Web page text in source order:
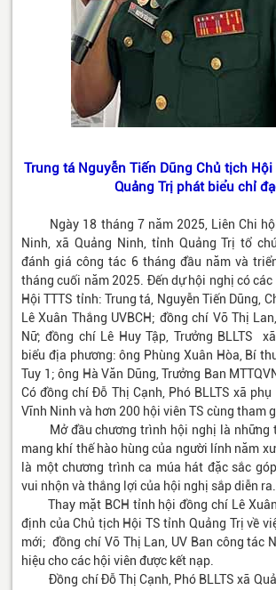
Trung tá Nguyễn Tiến Dũng Chủ tịch
Quảng Trị phát biểu chỉ
Ngày 18 tháng 7 năm 2025, Liên Chi hội
Ninh, xã Quảng Ninh, tỉnh Quảng Trị tổ
đánh giá công tác 6 tháng đầu năm và
tháng cuối năm 2025. Đến dự hội nghị có
Hội TTTS tỉnh: Trung tá, Nguyễn Tiến Dũng,
Lê Xuân Thắng UVBCH; đồng chí Võ Thị
Nữ; đồng chí Lê Huy Tập, Trưởng BLLTS
biểu địa phương: ông Phùng Xuân Hòa, Bí
Tuy 1; ông Hà Văn Dũng, Trưởng Ban
Có đồng chí Đỗ Thị Cạnh, Phó BLLTS xã
Vĩnh Ninh và hơn 200 hội viên TS cùng tham
Mở đầu chương trình hội nghị là những
mang khí thế hào hùng của người lính năm
là một chương trình ca múa hát đặc sắc
vui nhộn và thắng lợi của hội nghị sắp diễn ra.
Thay mặt BCH tỉnh hội đồng chí Lê Xuân
định của Chủ tịch Hội TS tỉnh Quảng Trị về
mới; đồng chí Võ Thị Lan, UV Ban công tác
hiệu cho các hội viên được kết nạp.
Đồng chí Đỗ Thị Cạnh, Phó BLLTS xã